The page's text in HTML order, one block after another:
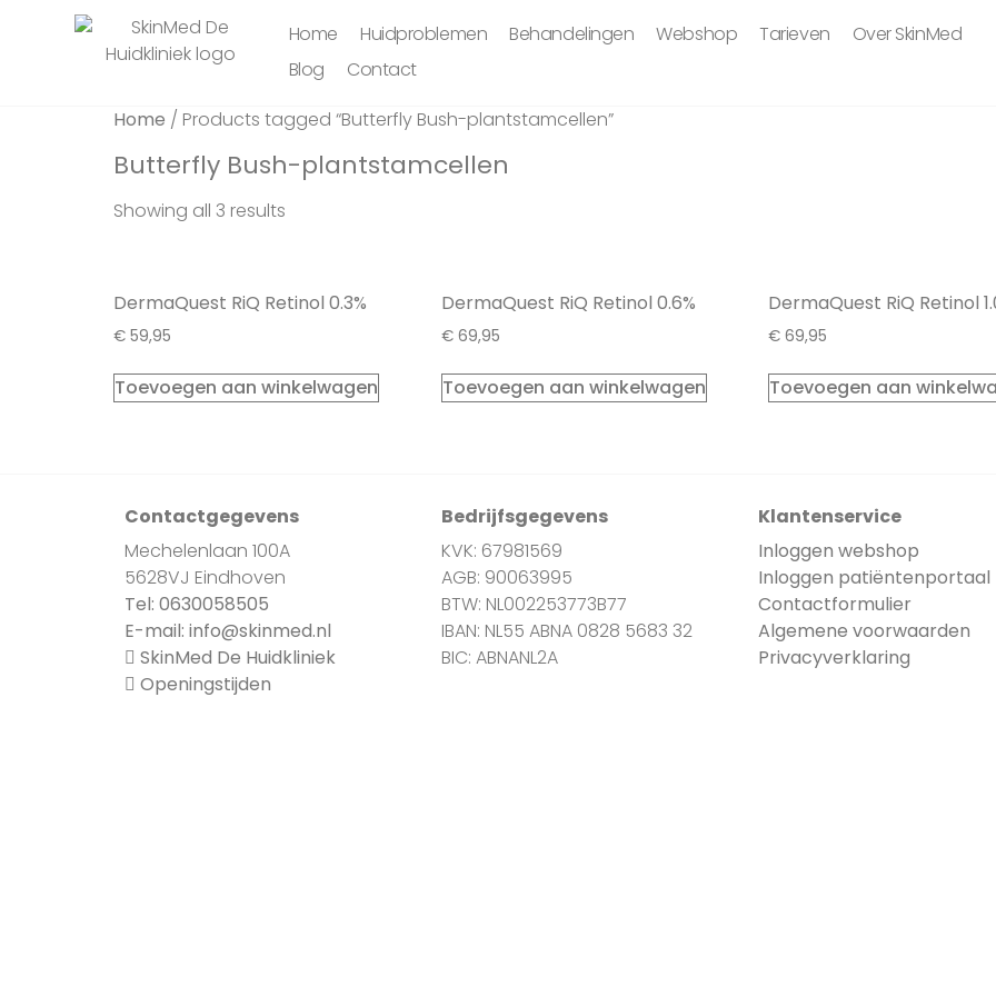
Home Huidproblemen Behandelingen Webshop Tarieven
Over SkinMed
Blog
Contact
Home / Products tagged “Butterfly Bush-plantstamcellen”
Butterfly Bush-plantstamcellen
Showing all 3 results
DermaQuest RiQ Retinol 0.3%
€ 59,95
Toevoegen aan winkelwagen
DermaQuest RiQ Retinol 0.6%
€69,95
Toevoegen aan winkelwagen
DermaQuest RiQ Retinol
€ 69,95
Toevoegen aan
Contactgegevens
Mechelenlaan 100A
5628VJ Eindhoven
Tel: 0630058505
E-mail: info@skinmed.nl
SkinMed De Huidkliniek
Openingstijden
Bedrijfsgegevens
KVK: 67981569
AGB: 90063995
BTW: NL002253773B77
IBAN: NL55 ABNA 0828 5683 32
BIC: ABNANL2A
Klantenservice
Inloggen webshop
Inloggen patiëntenportaal
Contactformulier
Algemene voorwaarden
Privacyverklaring